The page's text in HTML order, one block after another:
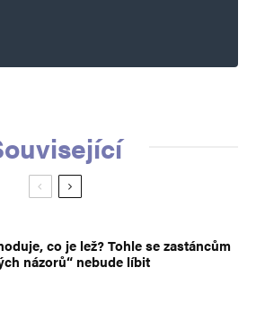
co je lež? Tohle se zastáncům
názorů“ nebude líbit